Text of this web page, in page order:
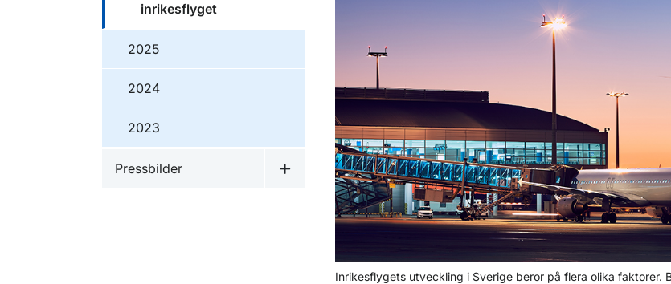
inrikesflyget
2025
2024
2023
Pressbilder
Undermeny för Pressbilder
Inrikesflygets utveckling i Sverige beror på flera olika faktorer.